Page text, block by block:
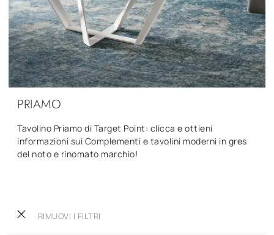
RIMUOVI I FILTRI
PRIAMO
Tavolino Priamo di Target Point: clicca e ottieni
informazioni sui Complementi e tavolini moderni in gres
del noto e rinomato marchio!